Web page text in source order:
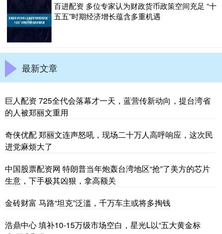
百进配资 多位专家认为财政货币政策空间充足 “十
五五”时期经济增长蕴含多重机遇
最新文章
巨人配资 725全代会落幕才一天，蓝营传新动向，提台湾省
的人被郑丽文重用
奇侠优配 郑丽文连声怒吼，现场二十万人高呼响应，这次民
进党麻烦大了
中国股票配资网 特朗普当年炮轰台湾地区“抢”了美方的芯片
生意，下手极其凶狠，拿高额关
金砖财富 马路“坦克”泛滥，千万车主或将多掏钱
浩鼎中心 填补10-15万级市场空白，星光L以“五大黄金标